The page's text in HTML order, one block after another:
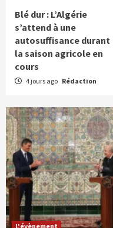
Blé dur : L’Algérie
s’attend à une
autosuffisance durant
la saison agricole en
cours
4 jours ago Rédaction
L'évènement